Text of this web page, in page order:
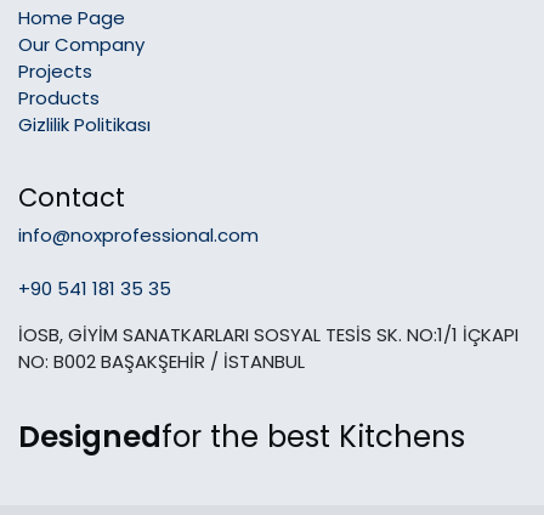
Home Page
Our Company
Projects
Products
Gizlilik Politikası
Designedfor the best Kitchens
Contact
info@noxprofessional.com
+90 541 181 35 35
İOSB, GİYİM SANATKARLARI SOSYAL TESİS SK. NO:1/1 İÇKAPI
NO: B002 BAŞAKŞEHİR / İSTANBUL